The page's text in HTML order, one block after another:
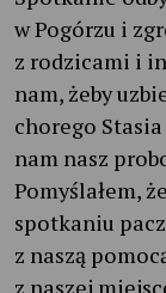
w Pogórzu i
z rodzicami i
nam, żeby
chorego
nam nasz
Pomyślałem,
spotkaniu
z naszą
z naszej